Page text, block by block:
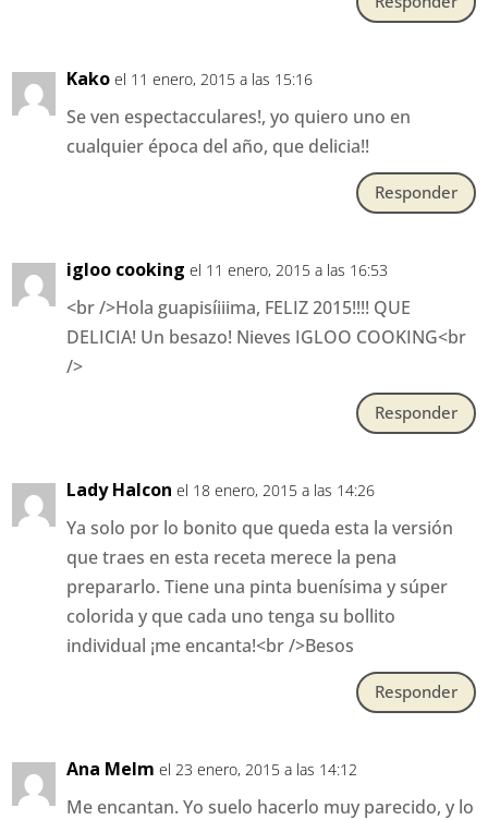
Kako el 11 enero, 2015 a las 15:16
Se ven espectacculares!, yo quiero uno en
cualquier época del año, que delicia!!
Responder
igloo cooking el 11 enero, 2015 a las 16:53
<br />Hola guapisíiiima, FELIZ 2015!!!! QUE
DELICIA! Un besazo! Nieves IGLOO COOKING<br
/>
Responder
Lady Halcon el 18 enero, 2015 a las 14:26
Ya solo por lo bonito que queda esta la versión
que traes en esta receta merece la pena
prepararlo. Tiene una pinta buenísima y súper
colorida y que cada uno tenga su bollito
individual ¡me encanta!<br />Besos
Responder
Ana Melm el 23 enero, 2015 a las 14:12
Me encantan. Yo suelo hacerlo muy parecido, y lo